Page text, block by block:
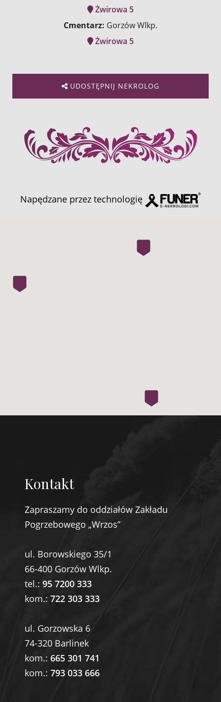
Żwirowa 5
Cmentarz: Gorzów Wlkp.
Żwirowa 5
UDOSTĘPNIJ NEKROLOG
Napędzane przez technologię
Kontakt
Zapraszamy do oddziałów Zakładu
Pogrzebowego „Wrzos”
ul. Borowskiego 35/1
66-400 Gorzów Wlkp.
tel.: 95 7200 333
kom.: 722 303 333
ul. Gorzowska 6
74-320 Barlinek
kom.: 665 301 741
kom.: 793 033 666